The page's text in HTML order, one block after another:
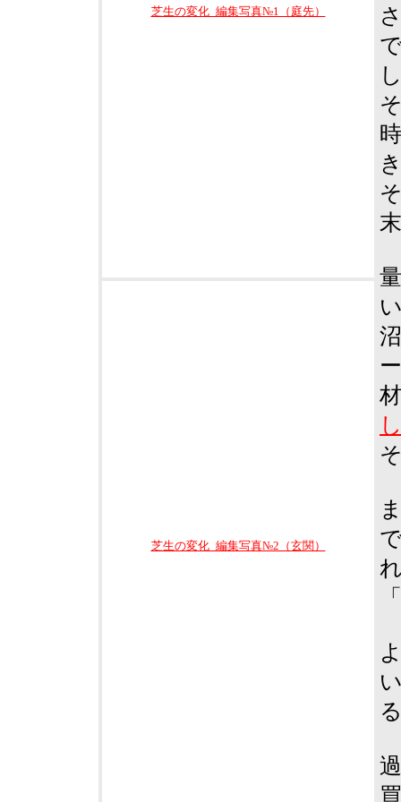
芝生の変化_編集写真№1（庭先）
芝生の変化_編集写真№2（玄関）